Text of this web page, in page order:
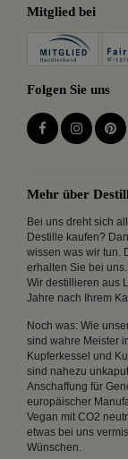
Mitglied bei
Folgen Sie uns
Mehr über
Bei uns dreht sich
Destille kaufen?
wissen was wir tun.
erhalten Sie bei
Wir destillieren aus
Jahre nach Ihrem
Noch was: Wie
sind wahre Meister
Kupferkessel und
sind nahezu
Anschaffung für
europäischer
Vegan mit CO2
etwas bei uns
Wünschen.